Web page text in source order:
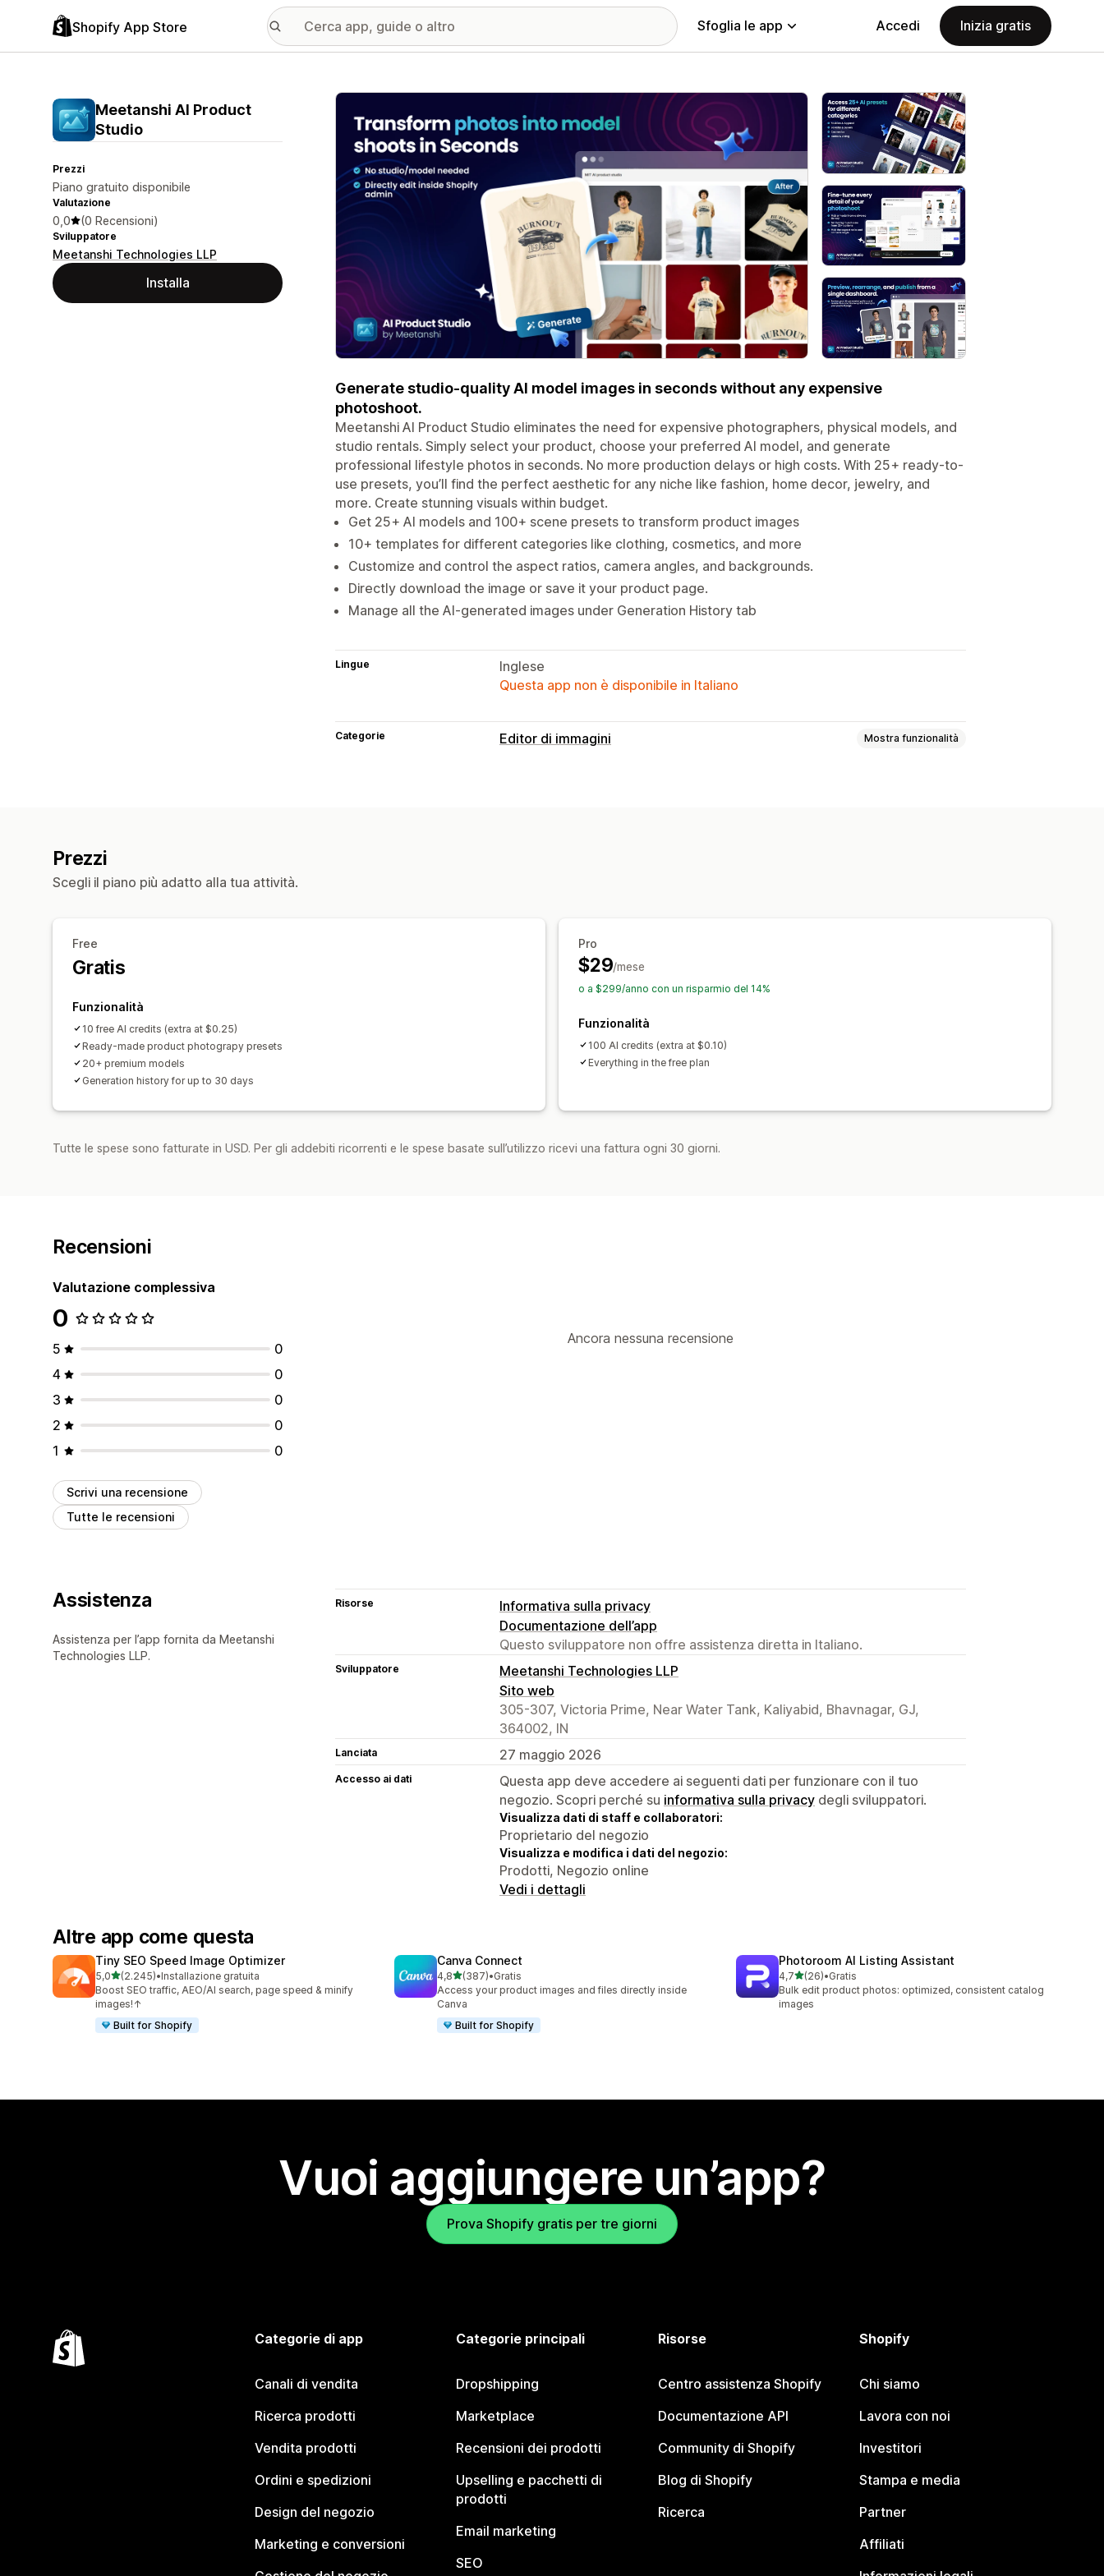
Shopify App Store Sfoglia le app Accedi Inizia gratis
Meetanshi AI Product
Studio
Prezzi
Piano gratuito disponibile
Valutazione
0,0 (0 Recensioni)
Sviluppatore
Meetanshi Technologies LLP
Installa
Galleria immagini in evidenza
Generate studio-quality AI model images in seconds without any expensive
photoshoot.
Meetanshi AI Product Studio eliminates the need for expensive photographers, physical models, and
studio rentals. Simply select your product, choose your preferred AI model, and generate
professional lifestyle photos in seconds. No more production delays or high costs. With 25+ ready-to-
use presets, you’ll find the perfect aesthetic for any niche like fashion, home decor, jewelry, and
more. Create stunning visuals within budget.
Get 25+ AI models and 100+ scene presets to transform product images
10+ templates for different categories like clothing, cosmetics, and more
Customize and control the aspect ratios, camera angles, and backgrounds.
Directly download the image or save it your product page.
Manage all the AI-generated images under Generation History tab
Lingue
Inglese
Questa app non è disponibile in Italiano
Categorie Editor di immagini Mostra funzionalità
Prezzi
Scegli il piano più adatto alla tua attività.
Free
Gratis
Funzionalità
10 free AI credits (extra at $0.25)
Ready-made product photograpy presets
20+ premium models
Generation history for up to 30 days
Pro
$29/mese
o a $299/anno con un risparmio del 14%
Funzionalità
100 AI credits (extra at $0.10)
Everything in the free plan
Tutte le spese sono fatturate in USD. Per gli addebiti ricorrenti e le spese basate sull’utilizzo ricevi una fattura ogni 30 giorni.
Recensioni
Valutazione complessiva
0
5
0
4
0
3
0
2
0
1
0
Scrivi una recensione
Tutte le recensioni
Ancora nessuna recensione
Assistenza
Assistenza per l’app fornita da Meetanshi
Technologies LLP.
Risorse
Informativa sulla privacy
Documentazione dell’app
Questo sviluppatore non offre assistenza diretta in Italiano.
Sviluppatore
Meetanshi Technologies LLP
Sito web
305-307, Victoria Prime, Near Water Tank, Kaliyabid, Bhavnagar, GJ,
364002, IN
Lanciata 27 maggio 2026
Accesso ai dati
Questa app deve accedere ai seguenti dati per funzionare con il tuo
negozio. Scopri perché su informativa sulla privacy degli sviluppatori.
Visualizza dati di staff e collaboratori:
Proprietario del negozio
Visualizza e modifica i dati del negozio:
Prodotti, Negozio online
Vedi i dettagli
Altre app come questa
Tiny SEO Speed Image Optimizer
5,0stelle su 5
(2.245)
2245 recensioni totali
•Installazione gratuita
Boost SEO traffic, AEO/AI search, page speed & minify
images!↑
Built for Shopify
Canva Connect
4,8stelle su 5
(387)
387 recensioni totali
•Gratis
Access your product images and files directly inside
Canva
Built for Shopify
Photoroom AI Listing Assistant
4,7stelle su 5
(26)
26 recensioni totali
•Gratis
Bulk edit product photos: optimized, consistent catalog
images
Vuoi aggiungere un’app?
Prova Shopify gratis per tre giorni
Categorie di app
Canali di vendita
Ricerca prodotti
Vendita prodotti
Ordini e spedizioni
Design del negozio
Marketing e conversioni
Categorie principali
Dropshipping
Marketplace
Recensioni dei prodotti
Upselling e pacchetti di
prodotti
Email marketing
SEO
Risorse
Centro assistenza Shopify
Documentazione API
Community di Shopify
Blog di Shopify
Ricerca
Shopify
Chi siamo
Lavora con noi
Investitori
Stampa e media
Partner
Affiliati